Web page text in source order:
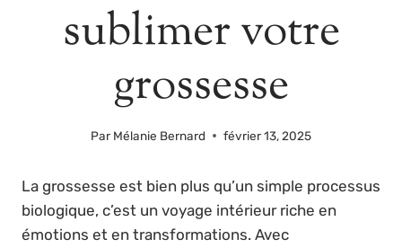
sublimer votre
grossesse
Par Mélanie Bernard février 13, 2025
La grossesse est bien plus qu’un simple processus
biologique, c’est un voyage intérieur riche en
émotions et en transformations. Avec